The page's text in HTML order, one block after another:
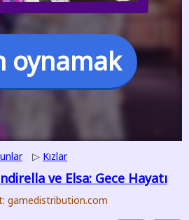
oynamak
▷ Kızlar
ve Elsa: Gece Hayatı
gamedistribution.com